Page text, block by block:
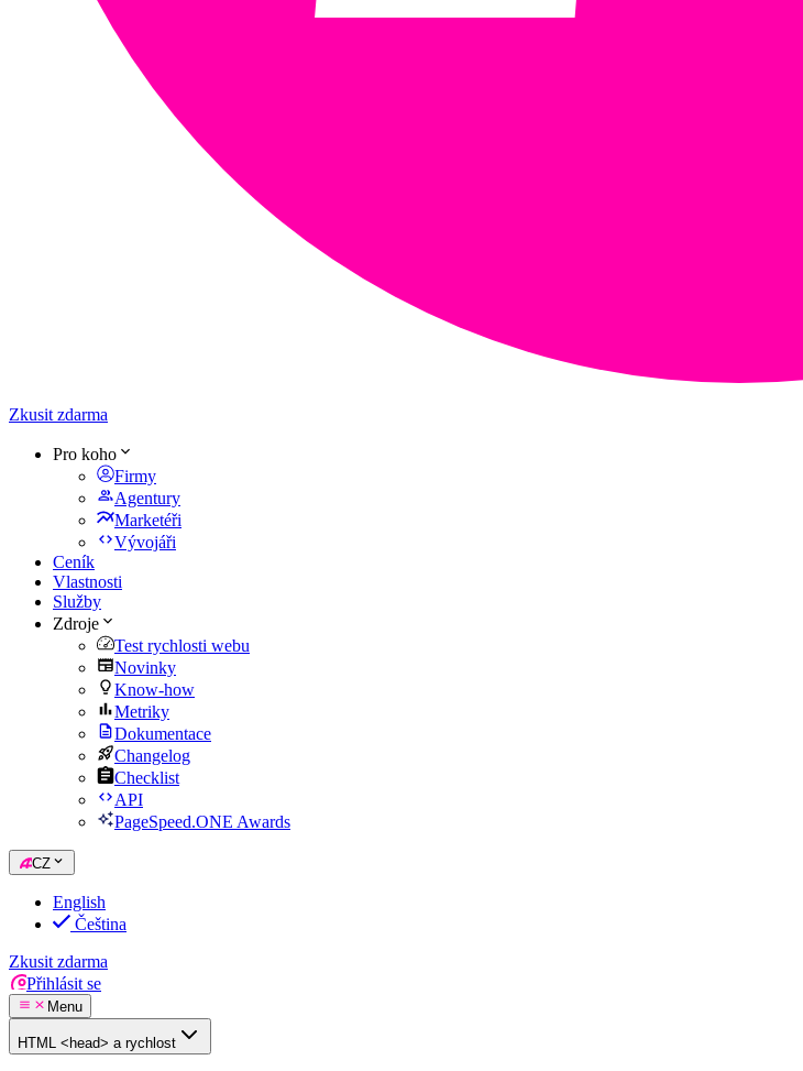
Zkusit zdarma
Pro koho
Firmy
Agentury
Marketéři
Vývojáři
Ceník
Vlastnosti
Služby
Zdroje
Test rychlosti webu
Novinky
Know-how
Metriky
Dokumentace
Changelog
Checklist
API
PageSpeed.ONE Awards
CZ
English
Čeština
Zkusit zdarma
Přihlásit se
Menu
HTML <head> a rychlost